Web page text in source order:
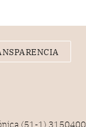
(51-1) 3150400